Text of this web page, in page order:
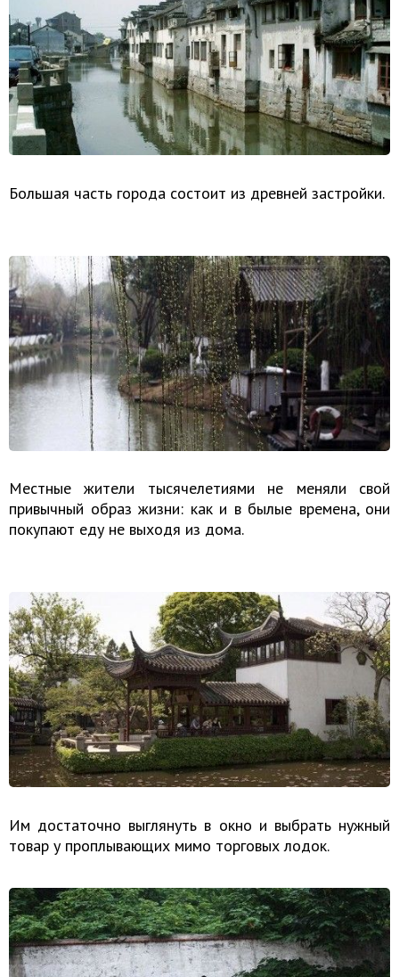
Большая часть города состоит из древней застройки.
Местные жители тысячелетиями не меняли свой
привычный образ жизни: как и в былые времена, они
покупают еду не выходя из дома.
Им достаточно выглянуть в окно и выбрать нужный
товар у проплывающих мимо торговых лодок.